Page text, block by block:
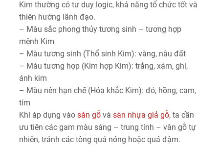
Kim thường có tư duy logic, khả năng tổ chức tốt và
thiên hướng lãnh đạo.
– Màu sắc phong thủy tương sinh – tương hợp
mệnh Kim
– Màu tương sinh (Thổ sinh Kim): vàng, nâu đất
– Màu tương hợp (Kim hợp Kim): trắng, xám, ghi,
ánh kim
– Màu nên hạn chế (Hỏa khắc Kim): đỏ, hồng, cam,
tím
Khi áp dụng vào sàn gỗ và sàn nhựa giả gỗ, ta cần
ưu tiên các gam màu sáng – trung tính – vân gỗ tự
nhiên, tránh các tông quá nóng hoặc quá đậm.